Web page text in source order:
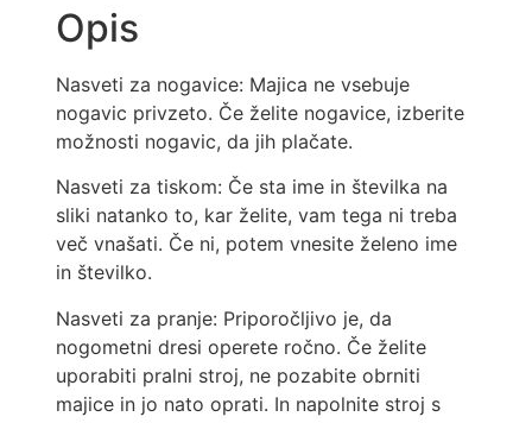
Opis
Nasveti za nogavice: Majica ne vsebuje
nogavic privzeto. Če želite nogavice, izberite
možnosti nogavic, da jih plačate.
Nasveti za tiskom: Če sta ime in številka na
sliki natanko to, kar želite, vam tega ni treba
več vnašati. Če ni, potem vnesite želeno ime
in številko.
Nasveti za pranje: Priporočljivo je, da
nogometni dresi operete ročno. Če želite
uporabiti pralni stroj, ne pozabite obrniti
majice in jo nato oprati. In napolnite stroj s